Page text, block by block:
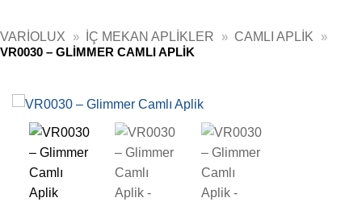
VARIOLUX » İÇ MEKAN APLIKLER » CAMLI APLIK
»
VR0030 – GLIMMER CAMLI APLIK